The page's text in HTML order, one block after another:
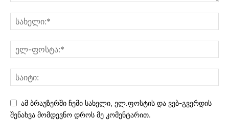
ამ ბრაუზერში ჩემი სახელი, ელ.ფოსტის და ვებ-გვერდის
შენახვა მომდევნო დროს მე კომენტარით.